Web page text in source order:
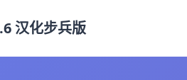
汉化步兵版